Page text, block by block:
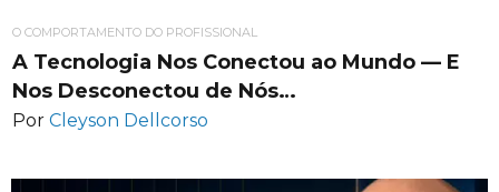
O COMPORTAMENTO DO PROFISSIONAL
A Tecnologia Nos Conectou ao Mundo — E
Nos Desconectou de Nós…
Por Cleyson Dellcorso